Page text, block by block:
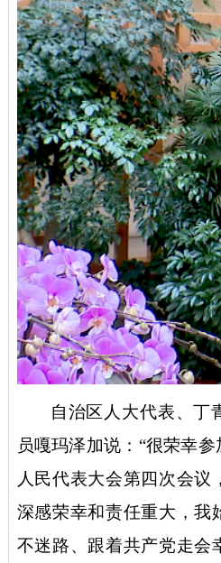
自治区人大代表、丁
员嘎玛泽加说： “很荣幸
人民代表大会第四次会议
深感荣幸和责任重大，我
不迷路、跟着共产党走会